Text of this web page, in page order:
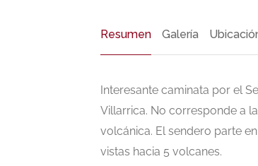
Resumen Galería
Interesante caminata por el
Villarrica. No corresponde a
volcánica. El sendero parte
vistas hacia 5 volcanes.